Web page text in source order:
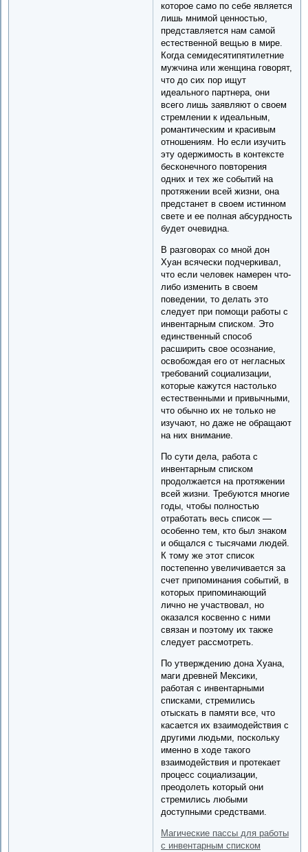
которое само по себе является
лишь мнимой ценностью,
представляется нам самой
естественной вещью в мире.
Когда семидесятипятилетние
мужчина или женщина говорят,
что до сих пор ищут
идеального партнера, они
всего лишь заявляют о своем
стремлении к идеальным,
романтическим и красивым
отношениям. Но если изучить
эту одержимость в контексте
бесконечного повторения
одних и тех же событий на
протяжении всей жизни, она
предстанет в своем истинном
свете и ее полная абсурдность
будет очевидна.
В разговорах со мной дон
Хуан всячески подчеркивал,
что если человек намерен что-
либо изменить в своем
поведении, то делать это
следует при помощи работы с
инвентарным списком. Это
единственный способ
расширить свое осознание,
освобождая его от негласных
требований социализации,
которые кажутся настолько
естественными и привычными,
что обычно их не только не
изучают, но даже не обращают
на них внимание.
По сути дела, работа с
инвентарным списком
продолжается на протяжении
всей жизни. Требуются многие
годы, чтобы полностью
отработать весь список —
особенно тем, кто был знаком
и общался с тысячами людей.
К тому же этот список
постепенно увеличивается за
счет припоминания событий, в
которых припоминающий
лично не участвовал, но
оказался косвенно с ними
связан и поэтому их также
следует рассмотреть.
По утверждению дона Хуана,
маги древней Мексики,
работая с инвентарными
списками, стремились
отыскать в памяти все, что
касается их взаимодействия с
другими людьми, поскольку
именно в ходе такого
взаимодействия и протекает
процесс социализации,
преодолеть который они
стремились любыми
доступными средствами.
Магические пассы для работы
с инвентарным списком